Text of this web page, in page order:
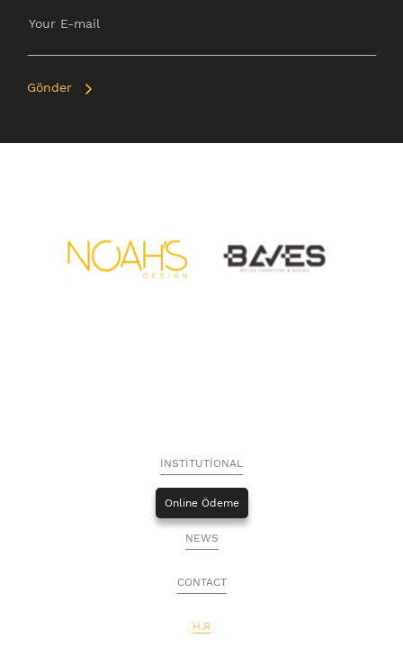
Gönder
İNSTİTUTİONAL
Online Ödeme
NEWS
CONTACT
H.R